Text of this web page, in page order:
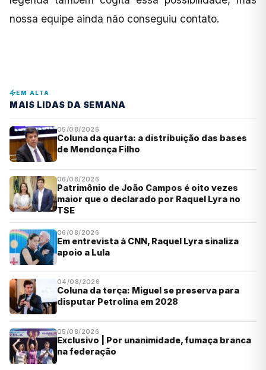
nossa equipe ainda não conseguiu contato.
EM ALTA
MAIS LIDAS DA SEMANA
05/08/2026
Coluna da quarta: a distribuição das bases
de Mendonça Filho
06/08/2026
Patrimônio de João Campos é oito vezes
maior que o declarado por Raquel Lyra no
TSE
06/08/2026
Em entrevista à CNN, Raquel Lyra sinaliza
apoio a Lula
04/08/2026
Coluna da terça: Miguel se preserva para
disputar Petrolina em 2028
05/08/2026
Exclusivo | Por unanimidade, fumaça branca
na federação